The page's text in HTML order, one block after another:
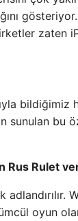
zaten
bildiğimiz
bu
Rus Rulet
oyun